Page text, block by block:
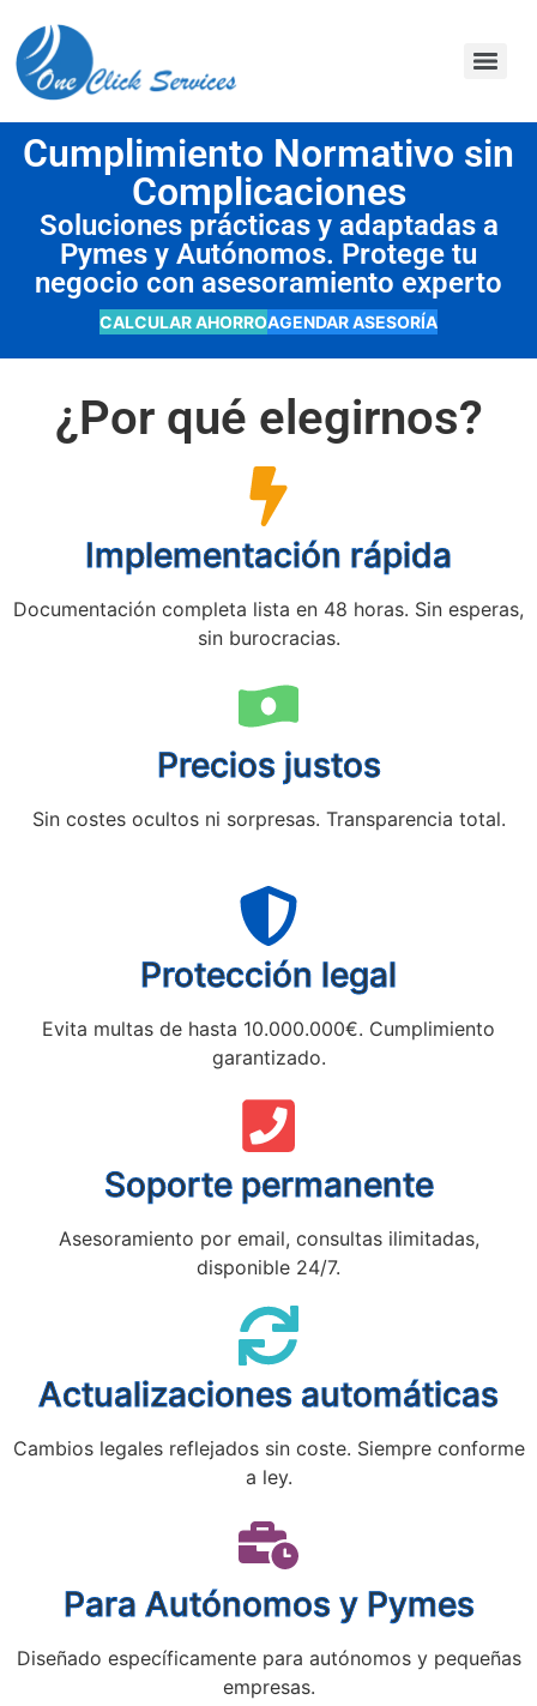
Cumplimiento Normativo sin
Complicaciones
Soluciones prácticas y adaptadas a
Pymes y Autónomos. Protege tu
negocio con asesoramiento experto
CALCULAR AHORROAGENDAR ASESORÍA
¿Por qué elegirnos?
Implementación rápida
Documentación completa lista en 48 horas. Sin esperas,
sin burocracias.
Precios justos
Sin costes ocultos ni sorpresas. Transparencia total.
Protección legal
Evita multas de hasta 10.000.000€. Cumplimiento
garantizado.
Soporte permanente
Asesoramiento por email, consultas ilimitadas,
disponible 24/7.
Actualizaciones automáticas
Cambios legales reflejados sin coste. Siempre conforme
a ley.
Para Autónomos y Pymes
Diseñado específicamente para autónomos y pequeñas
empresas.